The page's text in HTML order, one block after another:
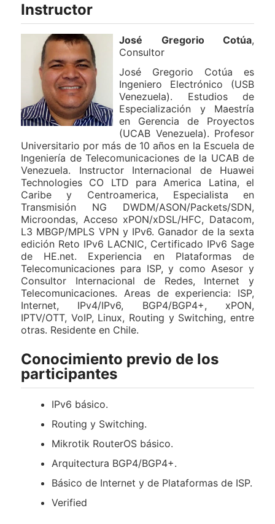
Instructor
José Gregorio Cotúa,
Consultor
José Gregorio Cotúa es
Ingeniero Electrónico (USB
Venezuela). Estudios de
Especialización y Maestría
en Gerencia de Proyectos
(UCAB Venezuela). Profesor
Universitario por más de 10 años en la Escuela de
Ingeniería de Telecomunicaciones de la UCAB de
Venezuela. Instructor Internacional de Huawei
Technologies CO LTD para America Latina, el
Caribe y Centroamerica, Especialista en
Transmisión NG DWDM/ASON/Packets/SDN,
Microondas, Acceso xPON/xDSL/HFC, Datacom,
L3 MBGP/MPLS VPN y IPv6. Ganador de la sexta
edición Reto IPv6 LACNIC, Certificado IPv6 Sage
de HE.net. Experiencia en Plataformas de
Telecomunicaciones para ISP, y como Asesor y
Consultor Internacional de Redes, Internet y
Telecomunicaciones. Areas de experiencia: ISP,
Internet, IPv4/IPv6, BGP4/BGP4+, xPON,
IPTV/OTT, VoIP, Linux, Routing y Switching, entre
otras. Residente en Chile.
Conocimiento previo de los
participantes
IPv6 básico.
Routing y Switching.
Mikrotik RouterOS básico.
Arquitectura BGP4/BGP4+.
Básico de Internet y de Plataformas de ISP.
Verified